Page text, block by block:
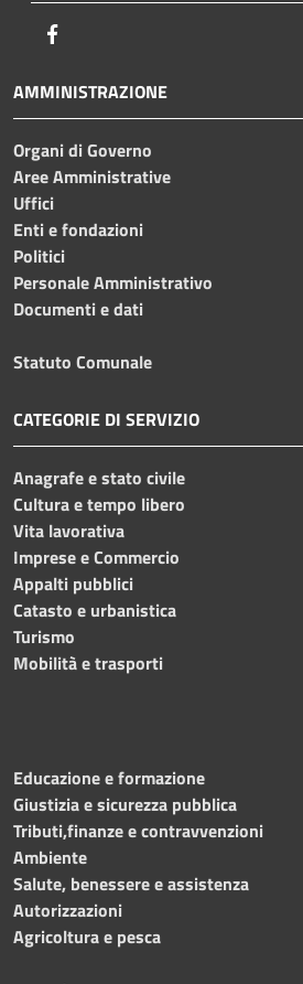
AMMINISTRAZIONE
Organi di Governo
Aree Amministrative
Uffici
Enti e fondazioni
Politici
Personale Amministrativo
Documenti e dati
Statuto Comunale
CATEGORIE DI SERVIZIO
Anagrafe e stato civile
Cultura e tempo libero
Vita lavorativa
Imprese e Commercio
Appalti pubblici
Catasto e urbanistica
Turismo
Mobilità e trasporti
Educazione e formazione
Giustizia e sicurezza pubblica
Tributi,finanze e contravvenzioni
Ambiente
Salute, benessere e assistenza
Autorizzazioni
Agricoltura e pesca